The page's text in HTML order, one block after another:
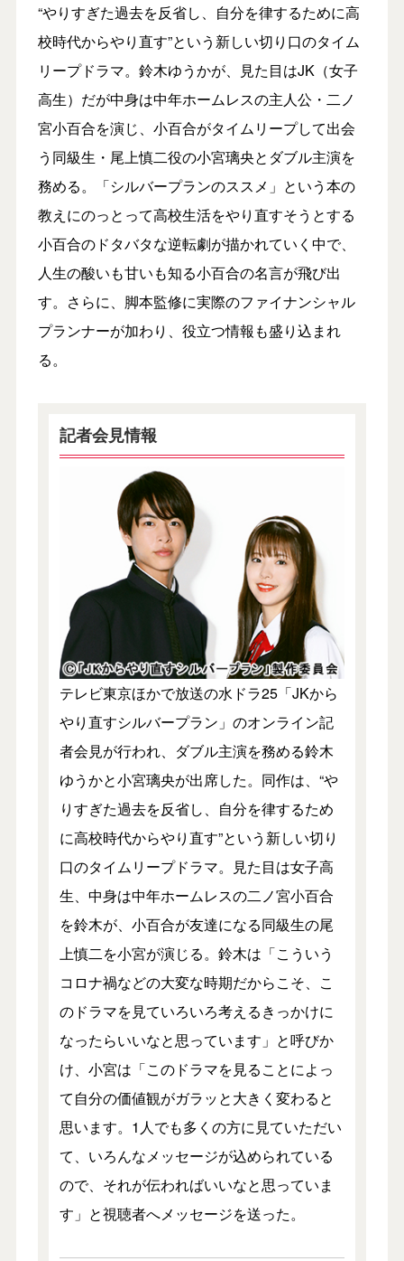
“やりすぎた過去を反省し、自分を律するために高
校時代からやり直す”という新しい切り口のタイム
リープドラマ。鈴木ゆうかが、見た目はJK（女子
高生）だが中身は中年ホームレスの主人公・二ノ
宮小百合を演じ、小百合がタイムリープして出会
う同級生・尾上慎二役の小宮璃央とダブル主演を
務める。「シルバープランのススメ」という本の
教えにのっとって高校生活をやり直すそうとする
小百合のドタバタな逆転劇が描かれていく中で、
人生の酸いも甘いも知る小百合の名言が飛び出
す。さらに、脚本監修に実際のファイナンシャル
プランナーが加わり、役立つ情報も盛り込まれ
る。
記者会見情報
テレビ東京ほかで放送の水ドラ25「JKから
やり直すシルバープラン」のオンライン記
者会見が行われ、ダブル主演を務める鈴木
ゆうかと小宮璃央が出席した。同作は、“や
りすぎた過去を反省し、自分を律するため
に高校時代からやり直す”という新しい切り
口のタイムリープドラマ。見た目は女子高
生、中身は中年ホームレスの二ノ宮小百合
を鈴木が、小百合が友達になる同級生の尾
上慎二を小宮が演じる。鈴木は「こういう
コロナ禍などの大変な時期だからこそ、こ
のドラマを見ていろいろ考えるきっかけに
なったらいいなと思っています」と呼びか
け、小宮は「このドラマを見ることによっ
て自分の価値観がガラッと大きく変わると
思います。1人でも多くの方に見ていただい
て、いろんなメッセージが込められている
ので、それが伝わればいいなと思っていま
す」と視聴者へメッセージを送った。